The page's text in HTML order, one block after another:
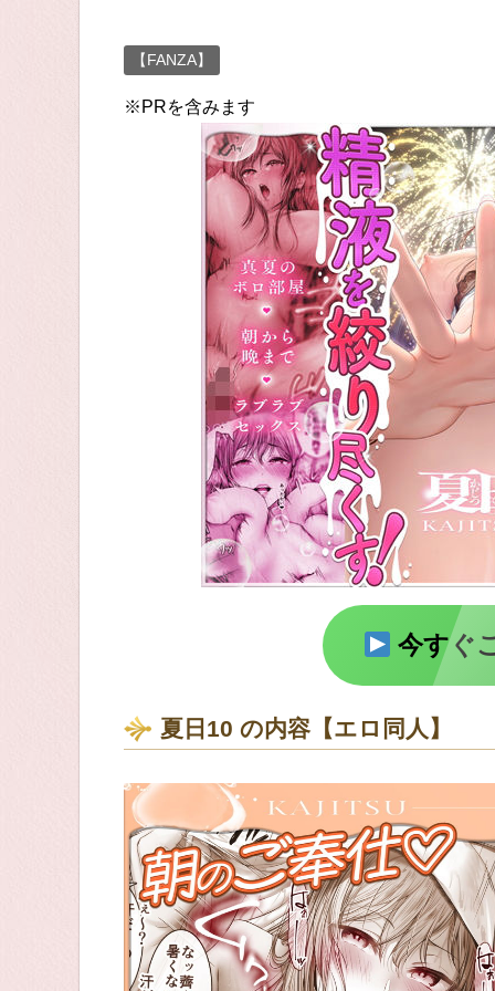
【FANZA】
※PRを含みます
今すぐ
夏日10 の内容【エロ同人】